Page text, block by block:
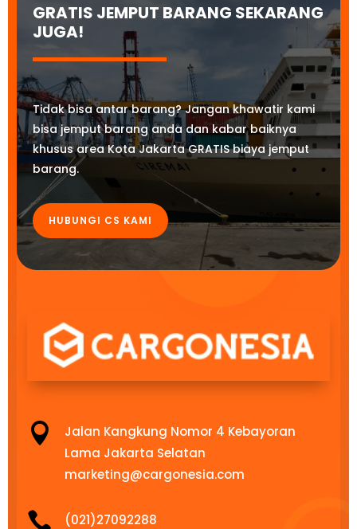
GRATIS JEMPUT BARANG SEKARANG
JUGA!
Tidak bisa antar barang? Jangan khawatir kami
bisa jemput barang anda dan kabar baiknya
khusus area Kota Jakarta GRATIS biaya jemput
barang.
HUBUNGI CS KAMI

Jalan Kangkung Nomor 4 Kebayoran
Lama Jakarta Selatan
marketing@cargonesia.com
 (021)27092288